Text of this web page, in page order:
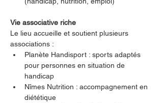
Vie associative riche
Le lieu accueille et soutient plusieurs
associations :
Planète Handisport : sports adaptés
pour personnes en situation de
handicap
Nîmes Nutrition : accompagnement en
diététique